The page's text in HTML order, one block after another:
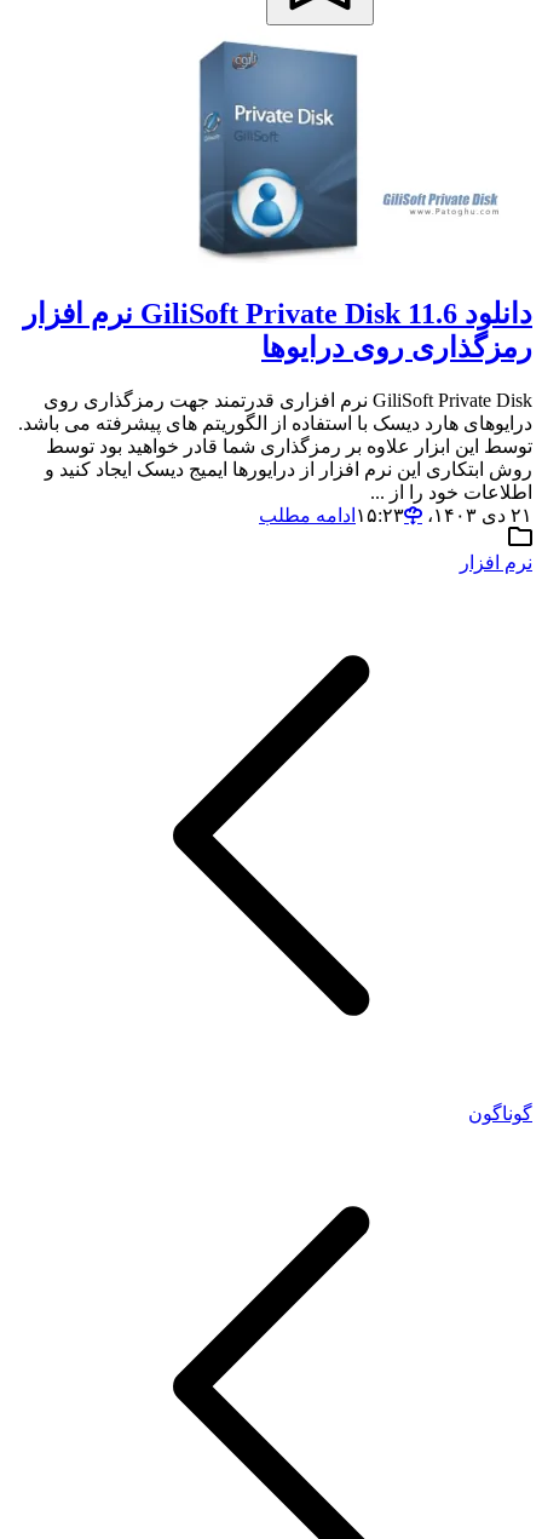
دانلود GiliSoft Private Disk 11.6 نرم افزار
رمزگذاری روی درایوها
GiliSoft Private Disk نرم افزاری قدرتمند جهت رمزگذاری روی
درایوهای هارد دیسک با استفاده از الگوریتم های پیشرفته می باشد.
توسط این ابزار علاوه بر رمزگذاری شما قادر خواهید بود توسط
روش ابتکاری این نرم افزار از درایورها ایمیج دیسک ایجاد کنید و
اطلاعات خود را از ...
۲۱ دی ۱۴۰۳،‏ ۱۵:۲۳
ادامه مطلب
نرم افزار
گوناگون